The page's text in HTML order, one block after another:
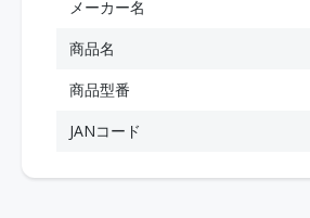
メーカー名
商品名
商品型番
JANコード